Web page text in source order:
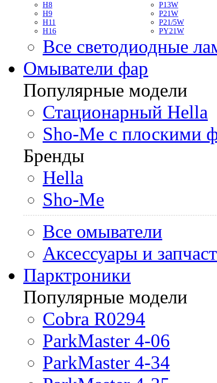
H8
H9
H11
H16
P13W
P21W
P21/5W
PY21W
Все светодиодные
Омыватели фар
Популярные модели
Стационарный Hella
Sho-Me с плоскими
Бренды
Hella
Sho-Me
Все омыватели
Аксессуары и
Парктроники
Популярные модели
Cobra R0294
ParkMaster 4-06
ParkMaster 4-34